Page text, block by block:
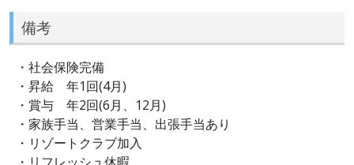
備考
・社会保険完備
・昇給 年1回(4月)
・賞与 年2回(6月、12月)
・家族手当、営業手当、出張手当あり
・リゾートクラブ加入